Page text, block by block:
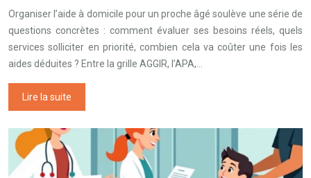
Organiser l’aide à domicile pour un proche âgé soulève une série de
questions concrètes : comment évaluer ses besoins réels, quels
services solliciter en priorité, combien cela va coûter une fois les
aides déduites ? Entre la grille AGGIR, l’APA,…
Lire la suite